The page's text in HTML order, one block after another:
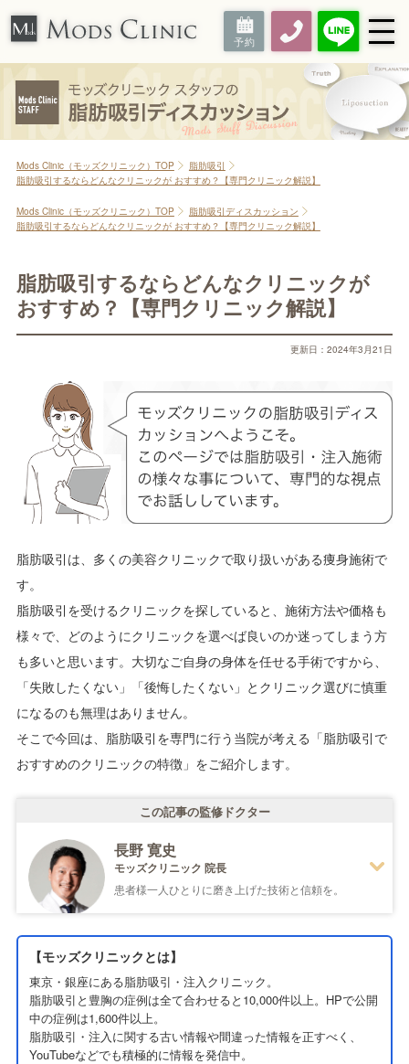
Mods Clinic（モッズクリニック）TOP
脂肪吸引
脂肪吸引するならどんなクリニックが おすすめ？【専門クリニック解説】
Mods Clinic（モッズクリニック）TOP
脂肪吸引ディスカッション
脂肪吸引するならどんなクリニックが おすすめ？【専門クリニック解説】
脂肪吸引するならどんなクリニックが
おすすめ？【専門クリニック解説】
更新日：2024年3月21日
脂肪吸引は、多くの美容クリニックで取り扱いがある痩身施術で
す。
脂肪吸引を受けるクリニックを探していると、施術方法や価格も
様々で、どのようにクリニックを選べば良いのか迷ってしまう方
も多いと思います。大切なご自身の身体を任せる手術ですから、
「失敗したくない」「後悔したくない」とクリニック選びに慎重
になるのも無理はありません。
そこで今回は、脂肪吸引を専門に行う当院が考える「脂肪吸引で
おすすめのクリニックの特徴」をご紹介します。
この記事の監修ドクター
長野 寛史
モッズクリニック 院長
患者様一人ひとりに磨き上げた技術と信頼を。
1982年
岩手県生まれ
2006年
東京慈恵会医科大学医学部 卒業
亀田総合病院 入職
2008年
東京慈恵会医科大学 入職
2012年
THE CLINIC 入職
2013年
THE CLINI 福岡院 就任
【モッズクリニックとは】
東京・銀座にある脂肪吸引・注入クリニック。
脂肪吸引と豊胸の症例は全て合わせると10,000件以上。HPで公開
中の症例は1,600件以上。
脂肪吸引・注入に関する古い情報や間違った情報を正すべく、
YouTubeなどでも積極的に情報を発信中。